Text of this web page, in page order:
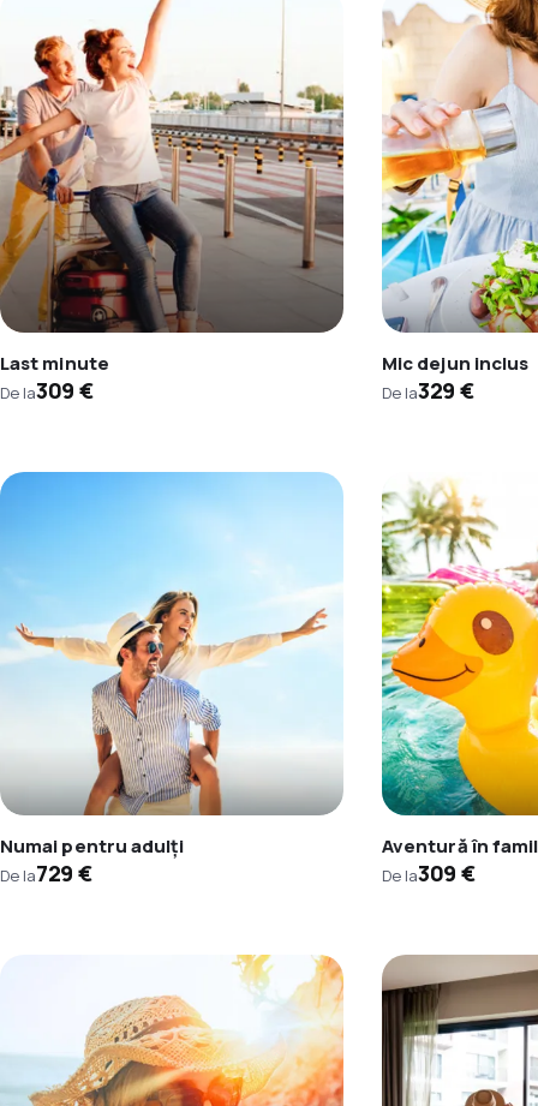
Last minute
De la309 €
Mic dejun inclus
De la329 €
Numai pentru adulți
De la729 €
Aventură în
De la309 €